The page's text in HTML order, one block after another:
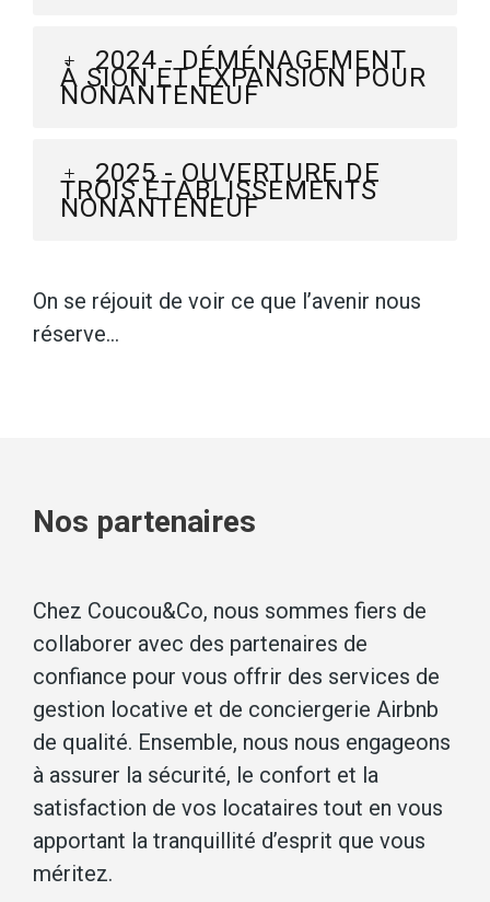
2024 - DÉMÉNAGEMENT
À SION ET EXPANSION POUR
NONANTENEUF
2025 - OUVERTURE DE
TROIS ÉTABLISSEMENTS
NONANTENEUF
On se réjouit de voir ce que l’avenir nous
réserve…
Nos partenaires
Chez Coucou&Co, nous sommes fiers de
collaborer avec des partenaires de
confiance pour vous offrir des services de
gestion locative et de conciergerie Airbnb
de qualité. Ensemble, nous nous engageons
à assurer la sécurité, le confort et la
satisfaction de vos locataires tout en vous
apportant la tranquillité d’esprit que vous
méritez.